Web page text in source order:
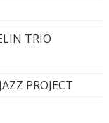
TRIO
PROJECT